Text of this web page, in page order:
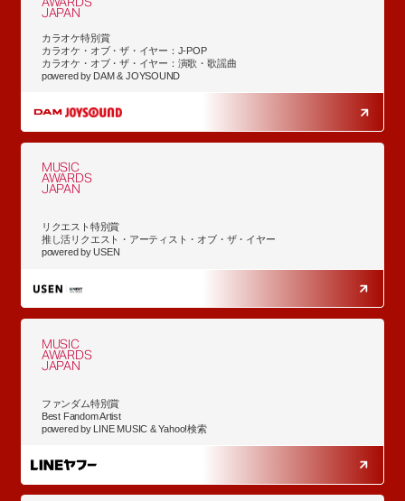
JAPAN
カラオケ特別賞
カラオケ・オブ・ザ・イヤー：J-POP
カラオケ・オブ・ザ・イヤー：演歌・歌謡曲
powered by DAM & JOYSOUND
MUSIC
AWARDS
JAPAN
リクエスト特別賞
推し活リクエスト・アーティスト・オブ・ザ・イヤー
powered by USEN
MUSIC
AWARDS
JAPAN
ファンダム特別賞
Best Fandom Artist
powered by LINE MUSIC & Yahoo!検索